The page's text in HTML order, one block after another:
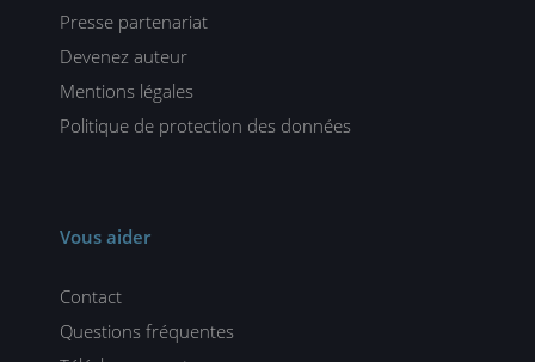
Presse partenariat
Devenez auteur
Mentions légales
Politique de protection des données
Vous aider
Contact
Questions fréquentes